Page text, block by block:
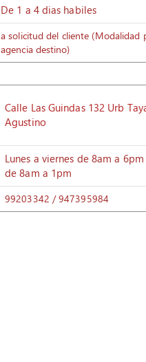
De 1 a 4 dias habiles
a solicitud del cliente (Modalidad
agencia destino)
Calle Las Guindas 132 Urb
Agustino
Lunes a viernes de 8am a
de 8am a 1pm
99203342 / 947395984